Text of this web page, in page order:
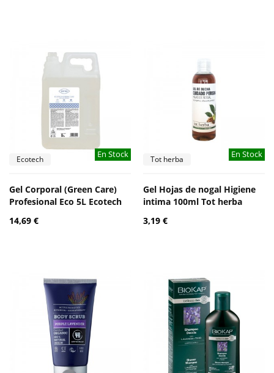
En Stock
Ecotech
Gel Corporal (Green Care)
Profesional Eco 5L Ecotech
14,69 €
En Stock
Tot herba
Gel Hojas de nogal Higiene
intima 100ml Tot herba
3,19 €